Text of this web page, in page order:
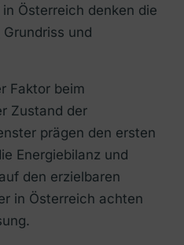
Österreich denken die
und
Faktor beim
Zustand der
prägen den ersten
Energiebilanz und
den erzielbaren
in Österreich achten